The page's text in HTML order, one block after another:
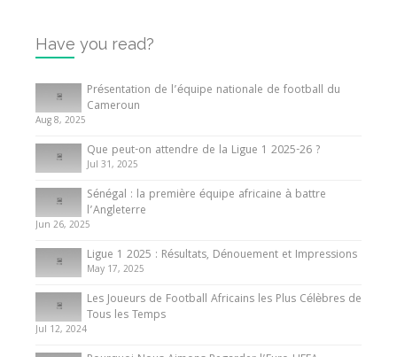
Internationales
Tout ce que vous devez savoir sur la Coupe
d’Afrique des Nations
10 May 2024
Internationales
Présentation de l’équipe nationale de football
du Cameroun
8 August 2025
Have you read?
Présentation de l’équipe nationale de football du
Cameroun
Aug 8, 2025
Que peut-on attendre de la Ligue 1 2025-26 ?
Jul 31, 2025
Sénégal : la première équipe africaine à battre
l’Angleterre
Jun 26, 2025
Ligue 1 2025 : Résultats, Dénouement et Impressions
May 17, 2025
Les Joueurs de Football Africains les Plus Célèbres de
Tous les Temps
Jul 12, 2024